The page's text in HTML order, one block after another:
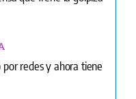
redes y ahora tiene